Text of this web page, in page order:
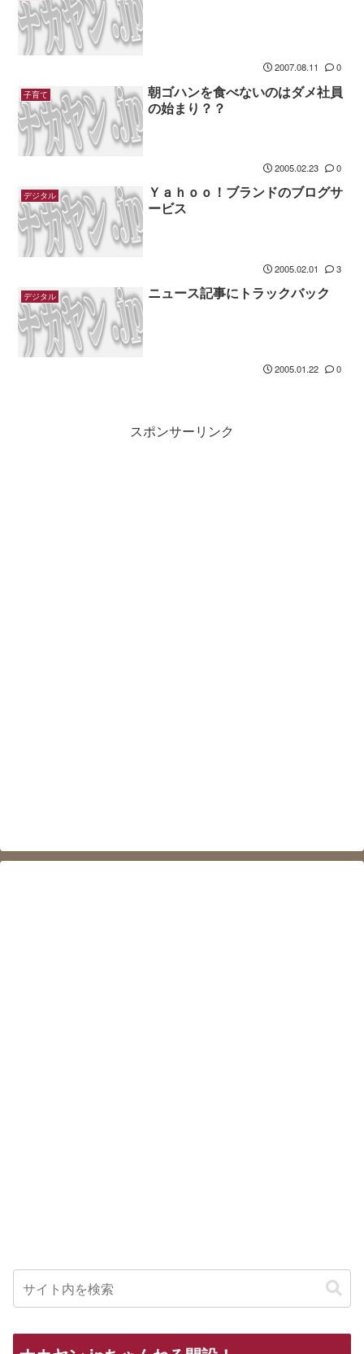
2007.08.11 0
子育て
朝ゴハンを食べないのはダメ社員
の始まり？？
2005.02.23 0
デジタル
Ｙａｈｏｏ！ブランドのブログサ
ービス
2005.02.01 3
デジタル ニュース記事にトラックバック
2005.01.22 0
スポンサーリンク